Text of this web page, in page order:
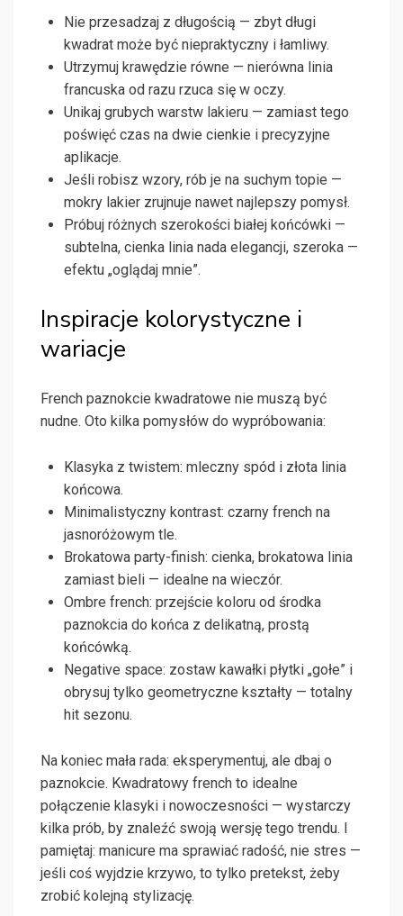
Nie przesadzaj z długością — zbyt długi
kwadrat może być niepraktyczny i łamliwy.
Utrzymuj krawędzie równe — nierówna linia
francuska od razu rzuca się w oczy.
Unikaj grubych warstw lakieru — zamiast tego
poświęć czas na dwie cienkie i precyzyjne
aplikacje.
Jeśli robisz wzory, rób je na suchym topie —
mokry lakier zrujnuje nawet najlepszy pomysł.
Próbuj różnych szerokości białej końcówki —
subtelna, cienka linia nada elegancji, szeroka —
efektu „oglądaj mnie”.
Inspiracje kolorystyczne i
wariacje
French paznokcie kwadratowe nie muszą być
nudne. Oto kilka pomysłów do wypróbowania:
Klasyka z twistem: mleczny spód i złota linia
końcowa.
Minimalistyczny kontrast: czarny french na
jasnoróżowym tle.
Brokatowa party-finish: cienka, brokatowa linia
zamiast bieli — idealne na wieczór.
Ombre french: przejście koloru od środka
paznokcia do końca z delikatną, prostą
końcówką.
Negative space: zostaw kawałki płytki „gołe” i
obrysuj tylko geometryczne kształty — totalny
hit sezonu.
Na koniec mała rada: eksperymentuj, ale dbaj o
paznokcie. Kwadratowy french to idealne
połączenie klasyki i nowoczesności — wystarczy
kilka prób, by znaleźć swoją wersję tego trendu. I
pamiętaj: manicure ma sprawiać radość, nie stres —
jeśli coś wyjdzie krzywo, to tylko pretekst, żeby
zrobić kolejną stylizację.